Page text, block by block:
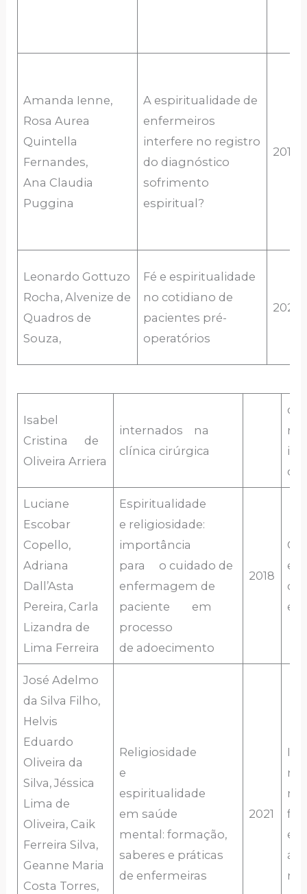
Amanda Ienne,
Rosa Aurea
Quintella
Fernandes,
Ana Claudia
Puggina
A espiritualidade de
enfermeiros
interfere no registro
do diagnóstico
sofrimento
espiritual?
2018
Leonardo Gottuzo
Rocha, Alvenize de
Quadros de
Souza,
Fé e espiritualidade
no cotidiano de
pacientes pré-
operatórios
2020
Isabel
Cristina de
Oliveira Arriera
internados na
clínica cirúrgica
de
Luciane
Escobar
Copello,
Adriana
Dall’Asta
Pereira, Carla
Lizandra de
Lima Ferreira
Espiritualidade
e religiosidade:
importância
para o cuidado de
enfermagem de
paciente em
processo
de adoecimento
2018
e
José Adelmo
da Silva Filho,
Helvis
Eduardo
Oliveira da
Silva, Jéssica
Lima de
Oliveira, Caik
Ferreira Silva,
Geanne Maria
Costa Torres,
Religiosidade
e
espiritualidade
em saúde
mental: formação,
saberes e práticas
de enfermeiras
2021
no